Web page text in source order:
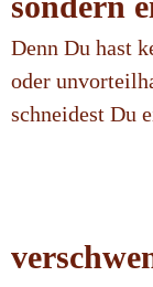
Denn Du hast
oder
schneidest Du